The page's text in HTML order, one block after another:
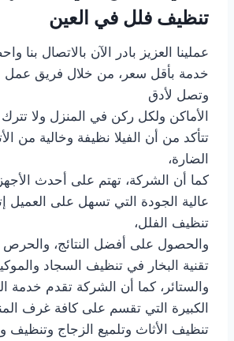
تنظيف فلل في العين
عملينا العزيز بادر الآن بالاتصال
خدمة بأقل سعر، من خلال فريق عمل
وتصل لأدق
الأماكن ولكل ركن في المنزل ولا تترك
تتأكد من أن الفيلا نظيفة وخالية من
الضارة،
كما أن الشركة، تهتم على أحدث
عالية الجودة التي تسهل على العميل
تنظيف الفلل،
والحصول على أفضل النتائج،
تقنية البخار في تنظيف السجاد
والستائر، كما أن الشركة تقدم خدمة
الكبيرة التي تقسم على كافة غرف
تنظيف الأثاث وتلميع الزجاج وتنظيف